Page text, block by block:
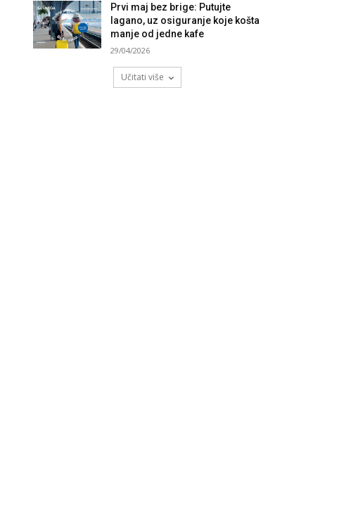
Prvi maj bez brige: Putujte
lagano, uz osiguranje koje košta
manje od jedne kafe
29/04/2026
Učitati više